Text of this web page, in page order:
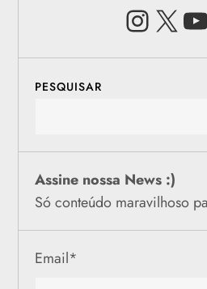
PESQUISAR
Assine nossa News :)
Só conteúdo maravilhoso
Email*